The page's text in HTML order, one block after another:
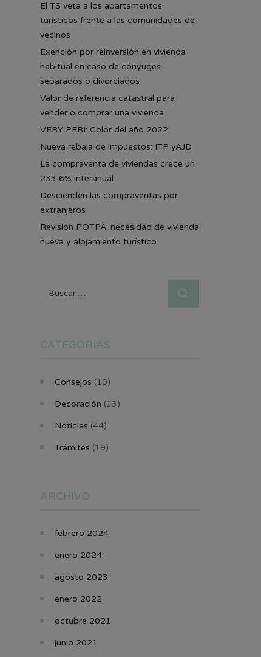
El TS veta a los apartamentos
turísticos frente a las comunidades de
vecinos
Exención por reinversión en vivienda
habitual en caso de cónyuges
separados o divorciados
Valor de referencia catastral para
vender o comprar una vivienda
VERY PERI: Color del año 2022
Nueva rebaja de impuestos: ITP yAJD
La compraventa de viviendas crece un
233,6% interanual
Descienden las compraventas por
extranjeros
Revisión POTPA: necesidad de vivienda
nueva y alojamiento turístico
Buscar:
CATEGORÍAS
Consejos (10)
Decoración (13)
Noticias (44)
Trámites (19)
ARCHIVO
febrero 2024
enero 2024
agosto 2023
enero 2022
octubre 2021
junio 2021